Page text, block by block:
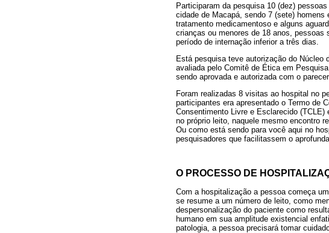
Participaram da pesquisa 10 (dez)
cidade de Macapá, sendo 7 (sete)
tratamento medicamentoso e alguns
crianças ou menores de 18 anos,
período de internação inferior a três dias.
Está pesquisa teve autorização do
avaliada pelo Comitê de Ética em
sendo aprovada e autorizada com o
Foram realizadas 8 visitas ao hospital no
participantes era apresentado o Termo de
Consentimento Livre e Esclarecido
no próprio leito, naquele mesmo encontro
Ou como está sendo para você aqui no
pesquisadores que facilitassem o
O PROCESSO DE
Com a hospitalização a pessoa começa
se resume a um número de leito, como
despersonalização do paciente como
humano em sua amplitude existencial
patologia, a pessoa precisará tomar